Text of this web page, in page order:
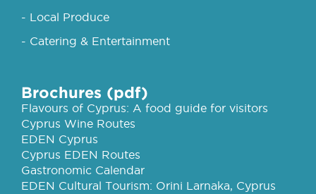
- Local Produce
- Catering & Entertainment
Brochures (pdf)
Flavours of Cyprus: A food guide for visitors
Cyprus Wine Routes
EDEN Cyprus
Cyprus EDEN Routes
Gastronomic Calendar
EDEN Cultural Tourism: Orini Larnaka, Cyprus